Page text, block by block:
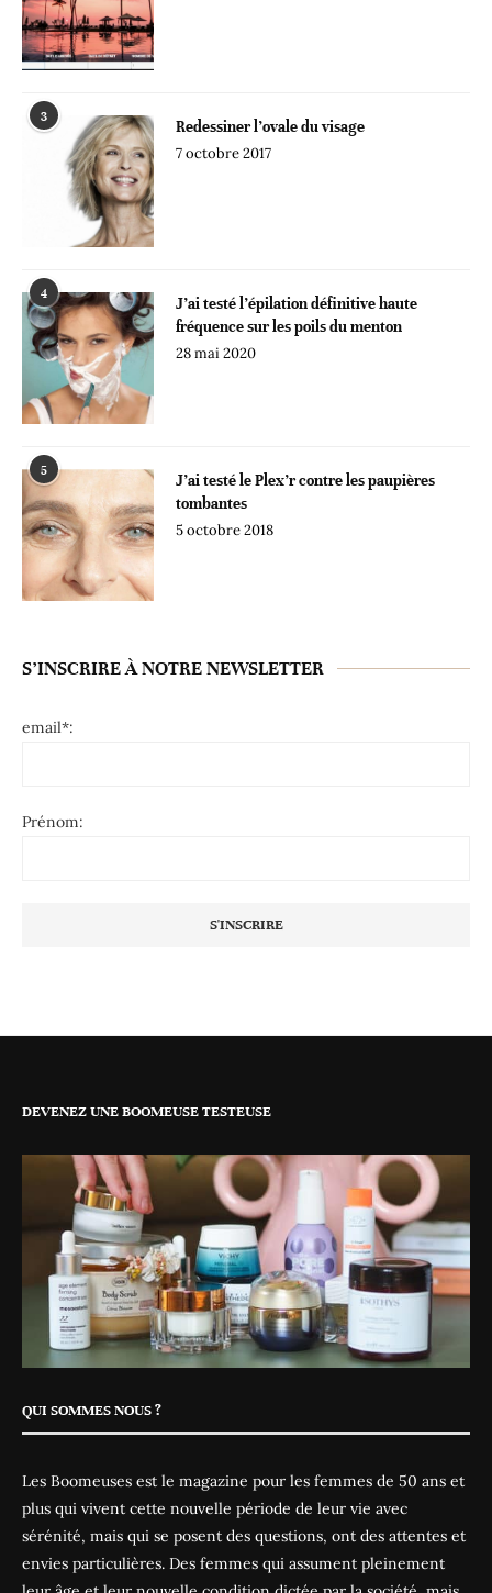
3
Redessiner l’ovale du visage
7 octobre 2017
4
J’ai testé l’épilation définitive haute
fréquence sur les poils du menton
28 mai 2020
5
J’ai testé le Plex’r contre les paupières
tombantes
5 octobre 2018
S’INSCRIRE À NOTRE NEWSLETTER
email*:
Prénom:
DEVENEZ UNE BOOMEUSE TESTEUSE
QUI SOMMES NOUS ?
Les Boomeuses est le magazine pour les femmes de 50 ans et
plus qui vivent cette nouvelle période de leur vie avec
sérénité, mais qui se posent des questions, ont des attentes et
envies particulières. Des femmes qui assument pleinement